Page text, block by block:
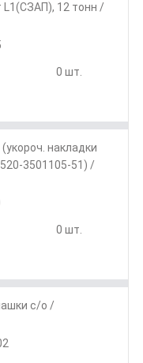
L1(СЗАП), 12 тонн /
0 шт.
накладки
3501105-51) /
0 шт.
с/о /